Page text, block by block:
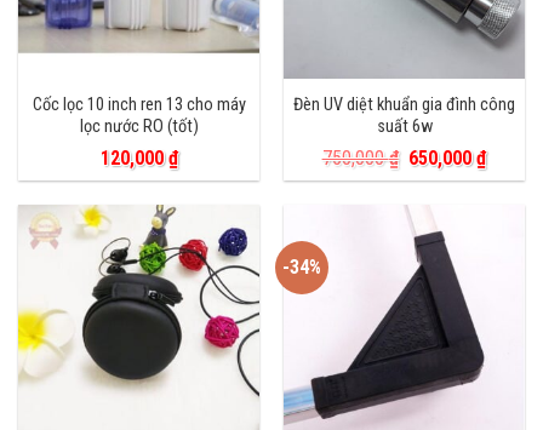
Cốc lọc 10 inch ren 13 cho máy
lọc nước RO (tốt)
120,000₫
Đèn UV diệt khuẩn gia đình công
suất 6w
750,000₫ Giá
gốc
750,000 ₫.
650,000₫Giá
hiện
-34%